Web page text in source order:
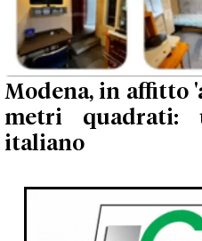
Modena, in affitto
metri quadrati:
italiano